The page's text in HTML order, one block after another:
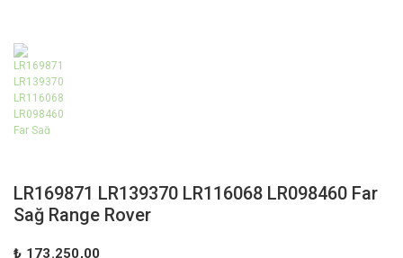
LR169871 LR139370 LR116068 LR098460 Far
Sağ Range Rover
₺ 173.250,00